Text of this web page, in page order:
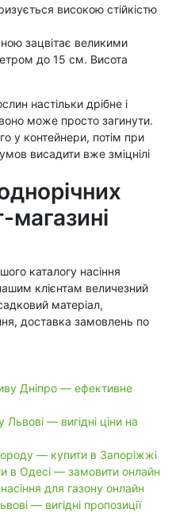
високою стійкістю
зацвітає великими
до 15 см. Висота
настільки дрібне і
може просто загинути.
у контейнери, потім при
висадити вже зміцнілі
магазині
каталогу насіння
клієнтам величезний
матеріал,
доставка замовлень по
Дніпро — ефективне
— вигідні ціни на
— купити в Запоріжжі
в Одесі — замовити онлайн
для газону онлайн
— вигідні пропозиції